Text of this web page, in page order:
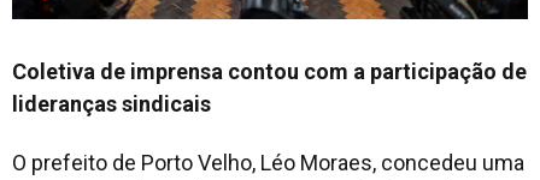
Coletiva de imprensa contou com a participação de
lideranças sindicais
O prefeito de Porto Velho, Léo Moraes, concedeu uma